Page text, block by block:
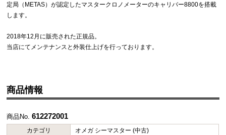
定局（METAS）が認定したマスタークロノメーターのキャリバー8800を搭載
します。
2018年12月に販売された正規品。
当店にてメンテナンスと外装仕上げを行っております。
商品情報
商品No.612272001
カテゴリ
オメガ シーマスター (中古)